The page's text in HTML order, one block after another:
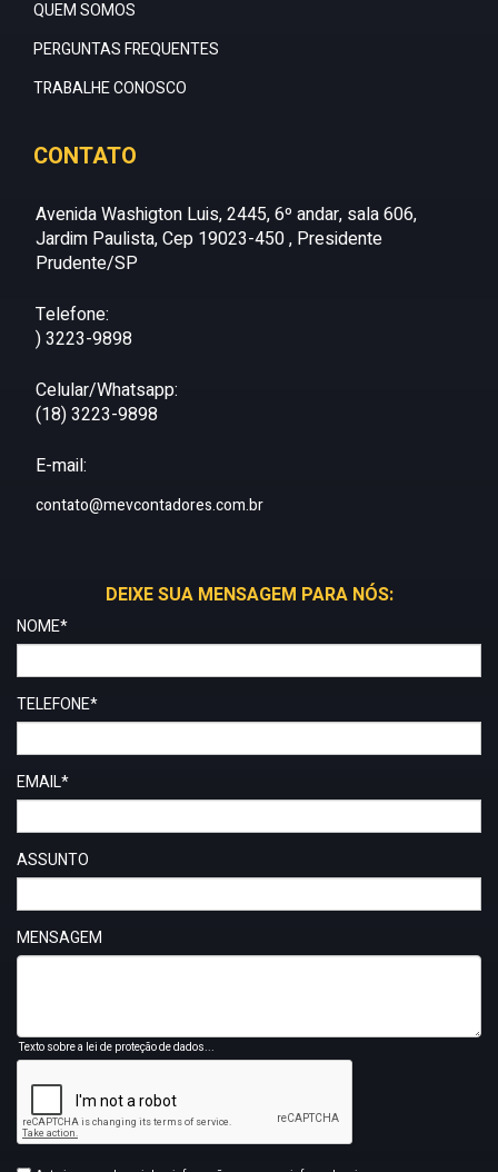
QUEM SOMOS
PERGUNTAS FREQUENTES
TRABALHE CONOSCO
CONTATO
Avenida Washigton Luis, 2445, 6º andar, sala 606,
Jardim Paulista, Cep 19023-450 , Presidente
Prudente/SP
Telefone:
) 3223-9898
Celular/Whatsapp:
(18) 3223-9898
E-mail:
contato@mevcontadores.com.br
DEIXE SUA MENSAGEM PARA NÓS:
NOME*
TELEFONE*
EMAIL*
ASSUNTO
MENSAGEM
Texto sobre a lei de proteção de dados...